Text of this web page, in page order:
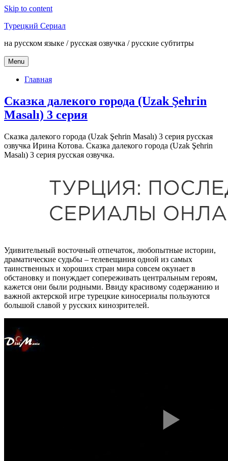
Skip to content
Турецкий Сериал
на русском языке / русская озвучка / русские субтитры
Menu
Главная
Сказка далекого города (Uzak Şehrin
Masalı) 3 серия
Сказка далекого города (Uzak Şehrin Masalı) 3 серия русская
озвучка Ирина Котова. Сказка далекого города (Uzak Şehrin
Masalı) 3 серия русская озвучка.
Удивительный восточный отпечаток, любопытные истории,
драматические судьбы – телевещания одной из самых
таинственных и хороших стран мира совсем окунает в
обстановку и понуждает сопереживать центральным героям,
кажется они были родными. Ввиду красивому содержанию и
важной актерской игре турецкие киносериалы пользуются
большой славой у русских кинозрителей.